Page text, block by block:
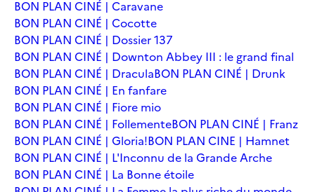
BON PLAN CINÉ | Caravane
BON PLAN CINÉ | Cocotte
BON PLAN CINÉ | Dossier 137
BON PLAN CINÉ | Downton Abbey III : le grand final
BON PLAN CINÉ | DraculaBON PLAN CINÉ | Drunk
BON PLAN CINÉ | En fanfare
BON PLAN CINÉ | Fiore mio
BON PLAN CINÉ | FollementeBON PLAN CINÉ | Franz
BON PLAN CINÉ | Gloria!BON PLAN CINE | Hamnet
BON PLAN CINÉ | L'Inconnu de la Grande Arche
BON PLAN CINÉ | La Bonne étoile